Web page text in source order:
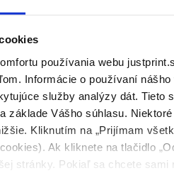
používania webu
Informácie o používaní
služby analýzy dát. Tieto
základe Vášho súhlasu.
Kliknutím na „Prijímam
Ak kliknete na tlačidlo
stránky. Pokiaľ sa chcete
Panel pod 100 cm